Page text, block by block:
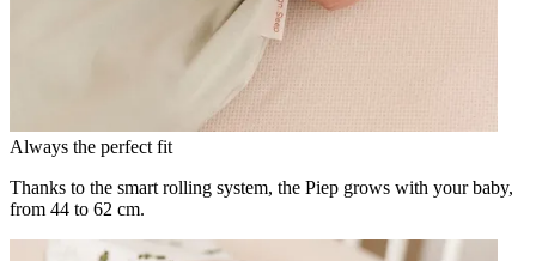
Always the perfect fit
Thanks to the smart rolling system, the Piep grows with your baby,
from 44 to 62 cm.